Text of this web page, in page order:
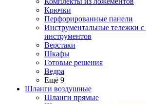
Крючки
Перфорированные панели
Инструментальные тележки
инструментов
Верстаки
Шкафы
Готовые решения
Ведра
Ещё 9
Шланги воздушные
Шланги прямые